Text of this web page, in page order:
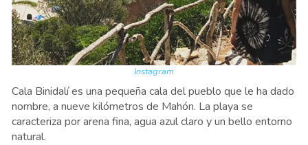
Instagram
Cala Binidalí es una pequeña cala del pueblo que le ha dado
nombre, a nueve kilómetros de Mahón. La playa se
caracteriza por arena fina, agua azul claro y un bello entorno
natural.